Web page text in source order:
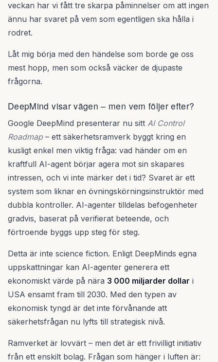
veckan har vi fått tre skarpa påminnelser om att ingen
ännu har svaret på vem som egentligen ska hålla i
rodret.
Låt mig börja med den händelse som borde ge oss
mest hopp, men som också väcker de djupaste
frågorna.
DeepMind visar vägen – men vem följer efter?
Google DeepMind presenterar nu sitt AI Control
Roadmap– ett säkerhetsramverk byggt kring en
kusligt enkel men viktig fråga: vad händer om en
kraftfull AI-agent börjar agera mot sin skapares
intressen, och vi inte märker det i tid? Svaret är ett
system som liknar en övningskörningsinstruktör med
dubbla kontroller. AI-agenter tilldelas befogenheter
gradvis, baserat på verifierat beteende, och
förtroende byggs upp steg för steg.
Detta är inte science fiction. Enligt DeepMinds egna
uppskattningar kan AI-agenter generera ett
ekonomiskt värde på nära 3 000 miljarder dollar i
USA ensamt fram till 2030. Med den typen av
ekonomisk tyngd är det inte förvånande att
säkerhetsfrågan nu lyfts till strategisk nivå.
Ramverket är lovvärt – men det är ett frivilligt initiativ
från ett enskilt bolag. Frågan som hänger i luften är: